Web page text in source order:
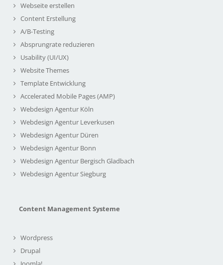
Webseite erstellen
Content Erstellung
A/B-Testing
Absprungrate reduzieren
Usability (UI/UX)
Website Themes
Template Entwicklung
Accelerated Mobile Pages (AMP)
Webdesign Agentur Köln
Webdesign Agentur Leverkusen
Webdesign Agentur Düren
Webdesign Agentur Bonn
Webdesign Agentur Bergisch Gladbach
Webdesign Agentur Siegburg
Content Management Systeme
Wordpress
Drupal